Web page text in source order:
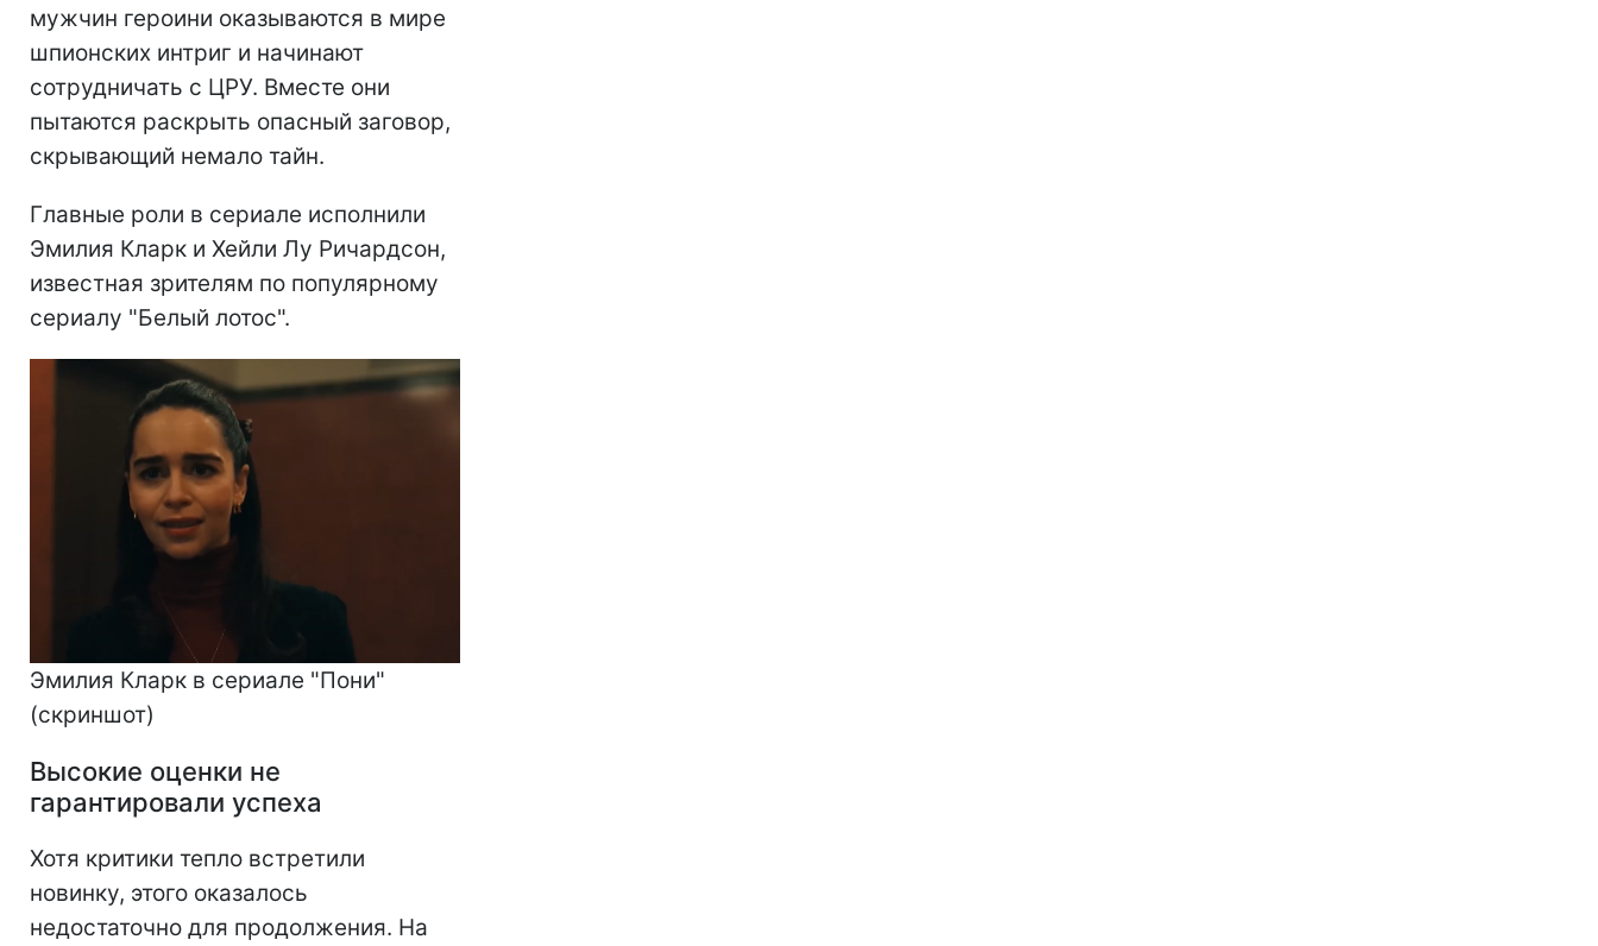
мужчин героини оказываются в мире
шпионских интриг и начинают
сотрудничать с ЦРУ. Вместе они
пытаются раскрыть опасный заговор,
скрывающий немало тайн.
Главные роли в сериале исполнили
Эмилия Кларк и Хейли Лу Ричардсон,
известная зрителям по популярному
сериалу "Белый лотос".
Эмилия Кларк в сериале "Пони"
(скриншот)
Высокие оценки не
гарантировали успеха
Хотя критики тепло встретили
новинку, этого оказалось
недостаточно для продолжения. На